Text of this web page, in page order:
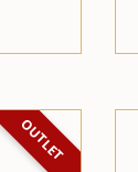
OUTLET